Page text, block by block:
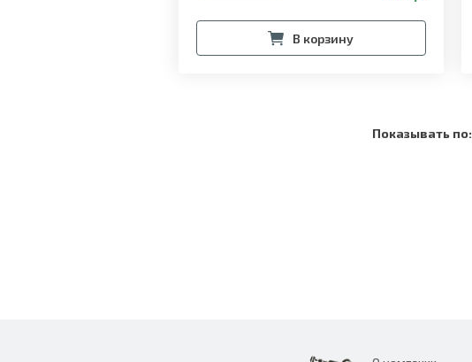
В корзину
Показывать по: